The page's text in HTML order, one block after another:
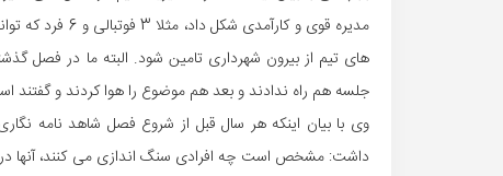
مدیره قوی و
های تیم از بیرون شهرداری تامین شود. البته ما در فصل
جلسه هم راه ندادند و بعد هم موضوع را هوا کردند و گفتند
وی با بیان اینکه هر سال قبل از شروع فصل شاهد نامه
داشت: مشخص است چه افرادی سنگ اندازی می کنند، آنها در